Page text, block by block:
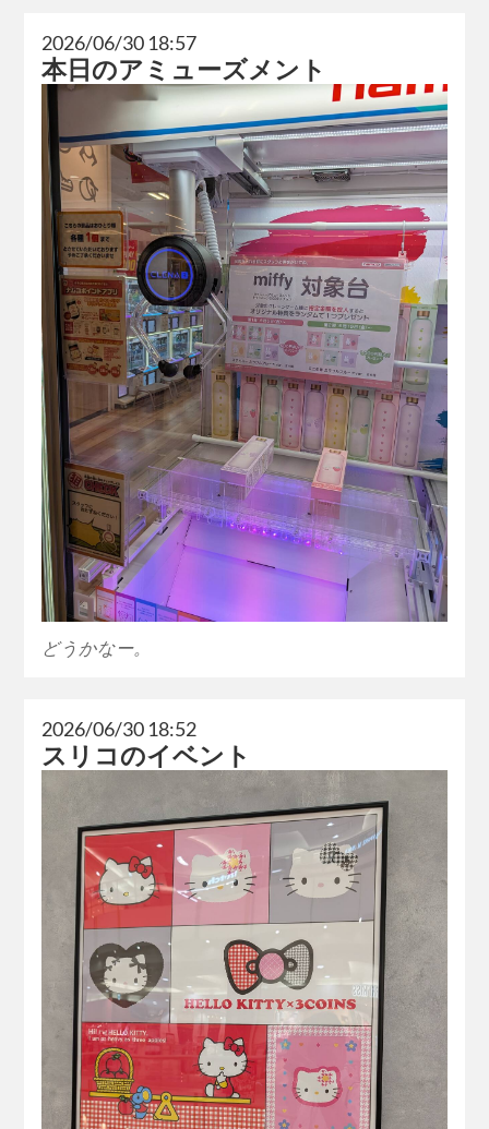
2026/06/30 18:57
本日のアミューズメント
どうかなー。
2026/06/30 18:52
スリコのイベント